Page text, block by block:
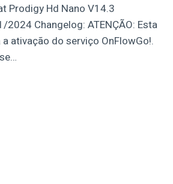
Prodigy Hd Nano V14.3
Changelog: ATENÇÃO: Esta
ativação do serviço OnFlowGo!.